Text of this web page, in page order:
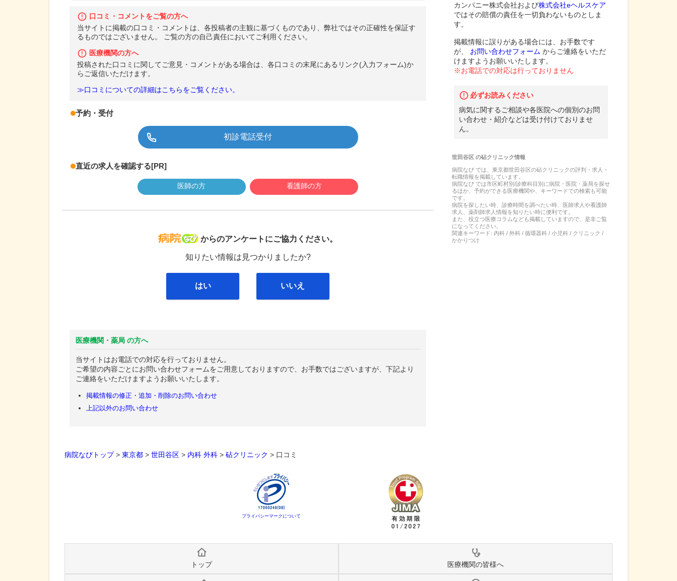
口コミ・コメントをご覧の方へ
当サイトに掲載の口コミ・コメントは、各投稿者の主観に基づくものであり、弊社ではその正確性を保証す
るものではございません。 ご覧の方の自己責任においてご利用ください。
医療機関の方へ
投稿された口コミに関してご意見・コメントがある場合は、各口コミの末尾にあるリンク(入力フォーム)か
らご返信いただけます。
≫口コミについての詳細はこちらをご覧ください。
予約・受付
初診電話受付
直近の求人を確認する[PR]
医師の方 看護師の方
病院なび
からのアンケートにご協力ください。
知りたい情報は見つかりましたか?
はい いいえ
医療機関・薬局 の方へ
当サイトはお電話での対応を行っておりません。
ご希望の内容ごとにお問い合わせフォームをご用意しておりますので、お手数ではございますが、下記より
ご連絡をいただけますようお願いいたします。
掲載情報の修正・追加・削除のお問い合わせ
上記以外のお問い合わせ
カンパニー株式会社および株式会社eヘルスケア
ではその賠償の責任を一切負わないものとしま
す。
掲載情報に誤りがある場合には、お手数です
が、
お問い合わせフォーム からご連絡をいただ
けますようお願いいたします。
※お電話での対応は行っておりません
必ずお読みください
病気に関するご相談や各医院への個別のお問
い合わせ・紹介などは受け付けておりませ
ん。
世田谷区の砧クリニック情報
病院なび では、 東京都世田谷区の砧クリニックの評判・求人・
転職情報を掲載しています。
病院なび では市区町村別/診療科目別に病院・医院・薬局を探せ
るほか、予約ができる医療機関や、キーワードでの検索も可能
です。
病院を探したい時、診療時間を調べたい時、医師求人や看護師
求人、薬剤師求人情報を知りたい時に便利です。
また、役立つ医療コラムなども掲載していますので、是非ご覧
になってください。
関連キーワード: 内科 / 外科 / 循環器科 / 小児科 / クリニック /
かかりつけ
病院なびトップ> 東京都 > 世田谷区 > 内科 外科 > 砧クリニック > 口コミ
プライバシーマークについて
トップ 医療機関の皆様へ